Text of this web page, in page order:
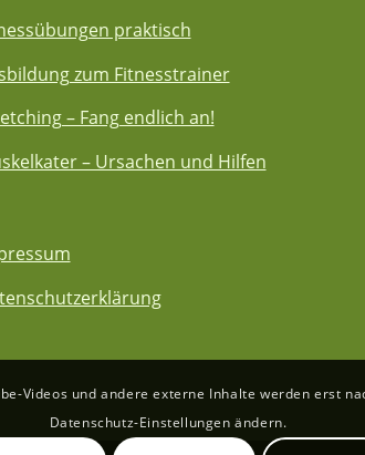
praktisch
zum Fitnesstrainer
– Fang endlich an!
– Ursachen und Hilfen
Videos und andere externe Inhalte werden erst
Datenschutz-Einstellungen ändern.